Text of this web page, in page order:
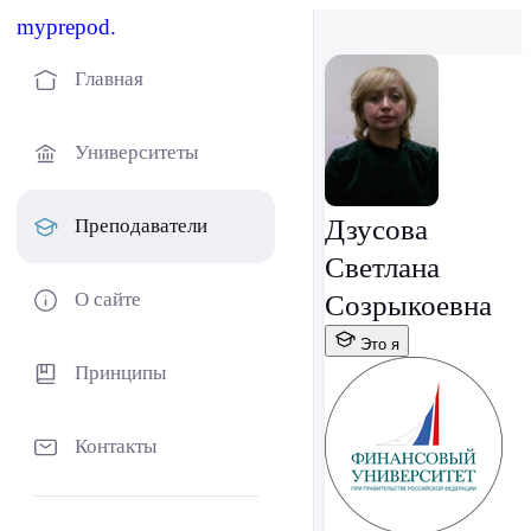
myprepod.
Главная
Университеты
Преподаватели
О сайте
Принципы
Контакты
Дзусова
Светлана
Созрыкоевна
Это я